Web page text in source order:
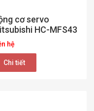
cơ servo
HC-MFS43
hệ
Chi tiết